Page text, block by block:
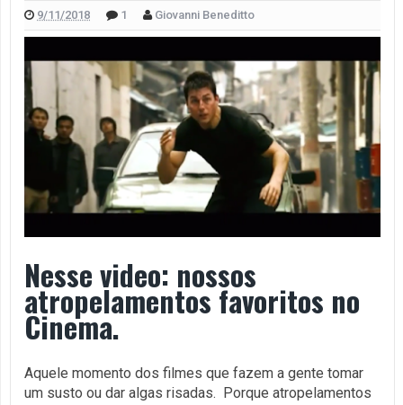
9/11/2018 1 Giovanni Beneditto
Nesse video: nossos
atropelamentos favoritos no
Cinema.
Aquele momento dos filmes que fazem a gente tomar
um susto ou dar algas risadas. Porque atropelamentos